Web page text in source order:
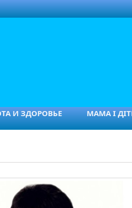
И ЗДОРОВЬЕ МАМА І